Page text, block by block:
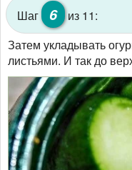
Шаг 6
из 11:
Затем укладывать
листьями. И так до